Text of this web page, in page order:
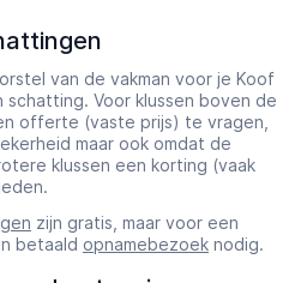
van de vakman voor je Koof
schatting. Voor klussen boven de
offerte (vaste prijs) te vragen,
maar ook omdat de
klussen een korting (vaak
zijn gratis, maar voor een
betaald opnamebezoek nodig.